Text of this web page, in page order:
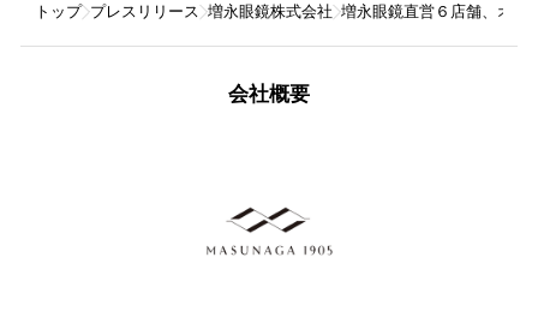
トップ プレスリリース 増永眼鏡株式会社 増永眼鏡直営６店舗、オン
会社概要